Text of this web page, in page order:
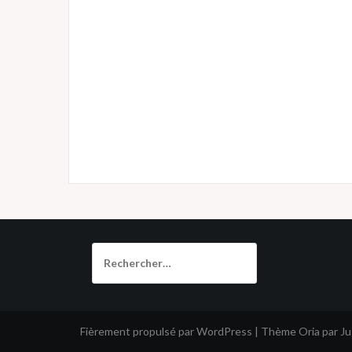
Fièrement propulsé par WordPress | Thème Oria par